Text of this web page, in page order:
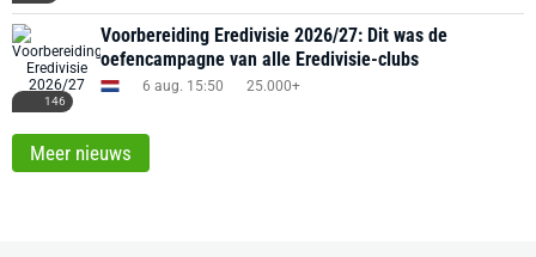
146
Voorbereiding Eredivisie 2026/27: Dit was de
oefencampagne van alle Eredivisie-clubs
6 aug. 15:50 25.000+
Meer nieuws